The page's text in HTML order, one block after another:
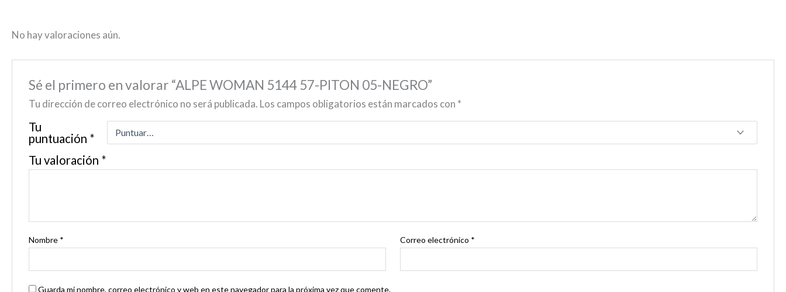
No hay valoraciones aún.
Sé el primero en valorar “ALPE WOMAN 5144 57-PITON 05-NEGRO”
Tu dirección de correo electrónico no será publicada. Los campos obligatorios están marcados con *
Tu
puntuación *
Tu valoración *
Nombre * Correo electrónico *
Guarda mi nombre, correo electrónico y web en este navegador para la próxima vez que comente.